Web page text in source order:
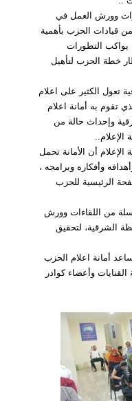
وورش العمل في
قيادات الحزب بأهمية
يواكب التطورات
خطة الحزب لتأهيل
تعول الكثير على اعلام
تقوم به أمانة اعلام
وإحداث حالة من
الإعلام أن الأمانة تحمل
وأفكاره وبرامجه ،
الرئيسية للحزب
من اللقاءات وورش
الشرقية، لتحقيق
أمانة اعلام الحزب
وأعضاء كوادر